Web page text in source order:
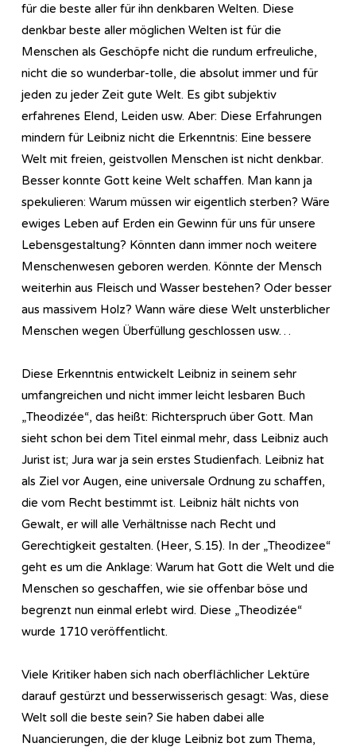
für die beste aller für ihn denkbaren Welten. Diese
denkbar beste aller möglichen Welten ist für die
Menschen als Geschöpfe nicht die rundum erfreuliche,
nicht die so wunderbar-tolle, die absolut immer und für
jeden zu jeder Zeit gute Welt. Es gibt subjektiv
erfahrenes Elend, Leiden usw. Aber: Diese Erfahrungen
mindern für Leibniz nicht die Erkenntnis: Eine bessere
Welt mit freien, geistvollen Menschen ist nicht denkbar.
Besser konnte Gott keine Welt schaffen. Man kann ja
spekulieren: Warum müssen wir eigentlich sterben? Wäre
ewiges Leben auf Erden ein Gewinn für uns für unsere
Lebensgestaltung? Könnten dann immer noch weitere
Menschenwesen geboren werden. Könnte der Mensch
weiterhin aus Fleisch und Wasser bestehen? Oder besser
aus massivem Holz? Wann wäre diese Welt unsterblicher
Menschen wegen Überfüllung geschlossen usw…
Diese Erkenntnis entwickelt Leibniz in seinem sehr
umfangreichen und nicht immer leicht lesbaren Buch
„Theodizée“, das heißt: Richterspruch über Gott. Man
sieht schon bei dem Titel einmal mehr, dass Leibniz auch
Jurist ist; Jura war ja sein erstes Studienfach. Leibniz hat
als Ziel vor Augen, eine universale Ordnung zu schaffen,
die vom Recht bestimmt ist. Leibniz hält nichts von
Gewalt, er will alle Verhältnisse nach Recht und
Gerechtigkeit gestalten. (Heer, S.15). In der „Theodizee“
geht es um die Anklage: Warum hat Gott die Welt und die
Menschen so geschaffen, wie sie offenbar böse und
begrenzt nun einmal erlebt wird. Diese „Theodizée“
wurde 1710 veröffentlicht.
Viele Kritiker haben sich nach oberflächlicher Lektüre
darauf gestürzt und besserwisserisch gesagt: Was, diese
Welt soll die beste sein? Sie haben dabei alle
Nuancierungen, die der kluge Leibniz bot zum Thema,